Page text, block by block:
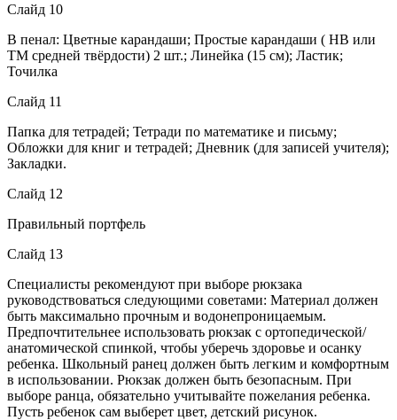
Слайд 10
В пенал: Цветные карандаши; Простые карандаши ( НВ или
ТМ средней твёрдости) 2 шт.; Линейка (15 см); Ластик;
Точилка
Слайд 11
Папка для тетрадей; Тетради по математике и письму;
Обложки для книг и тетрадей; Дневник (для записей учителя);
Закладки.
Слайд 12
Правильный портфель
Слайд 13
Специалисты рекомендуют при выборе рюкзака
руководствоваться следующими советами: Материал должен
быть максимально прочным и водонепроницаемым.
Предпочтительнее использовать рюкзак с ортопедической/
анатомической спинкой, чтобы уберечь здоровье и осанку
ребенка. Школьный ранец должен быть легким и комфортным
в использовании. Рюкзак должен быть безопасным. При
выборе ранца, обязательно учитывайте пожелания ребенка.
Пусть ребенок сам выберет цвет, детский рисунок.­